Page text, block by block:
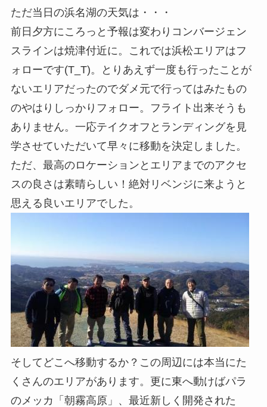
ただ当日の浜名湖の天気は・・・
前日夕方にころっと予報は変わりコンバージェン
スラインは焼津付近に。これでは浜松エリアはフ
ォローです(T_T)。とりあえず一度も行ったことが
ないエリアだったのでダメ元で行ってはみたもの
のやはりしっかりフォロー。フライト出来そうも
ありません。一応テイクオフとランディングを見
学させていただいて早々に移動を決定しました。
ただ、最高のロケーションとエリアまでのアクセ
スの良さは素晴らしい！絶対リベンジに来ようと
思える良いエリアでした。
そしてどこへ移動するか？この周辺には本当にた
くさんのエリアがあります。更に東へ動けばパラ
のメッカ「朝霧高原」、最近新しく開発された